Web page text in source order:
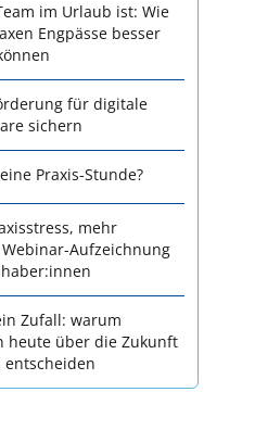
im Urlaub ist: Wie
Engpässe besser
für digitale
sichern
Praxis-Stunde?
mehr
Aufzeichnung
Zufall: warum
heute über die Zukunft
entscheiden